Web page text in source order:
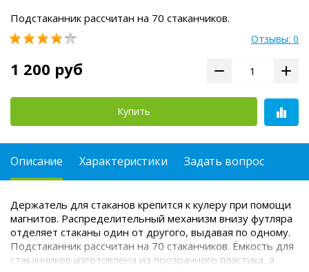
Подстаканник рассчитан на 70 стаканчиков.
Отзывы: 0
1 200 руб
Купить
Описание Характеристики Задать вопрос
Держатель для стаканов крепится к кулеру при помощи
магнитов. Распределительный механизм внизу футляра
отделяет стаканы один от другого, выдавая по одному.
Подстаканник рассчитан на 70 стаканчиков. Ёмкость для
стаканчиков изготовлена из прозрачного пластика, а